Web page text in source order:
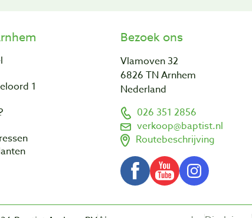
1
Bezoek ons
Vlamoven 32
6826 TN Arnhem
Nederland
026 351 2856
verkoop@baptist.nl
Routebeschrijving